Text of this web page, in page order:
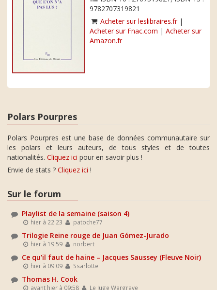
9782707319821
Acheter sur leslibraires.fr|
Acheter sur Fnac.com | Acheter sur
Amazon.fr
Polars Pourpres
Polars Pourpres est une base de données communautaire sur
les polars et leurs auteurs, de tous styles et de toutes
nationalités. Cliquez ici pour en savoir plus !
Envie de stats ? Cliquez ici !
Sur le forum
Playlist de la semaine (saison 4)
hier à 22:23 patoche77
Trilogie Reine rouge de Juan Gómez-Jurado
hier à 19:59 norbert
Ce qu'il faut de haine – Jacques Saussey (Fleuve Noir)
hier à 09:09 Ssarlotte
Thomas H. Cook
avant hier à 09:58 Le Juge Wargrave